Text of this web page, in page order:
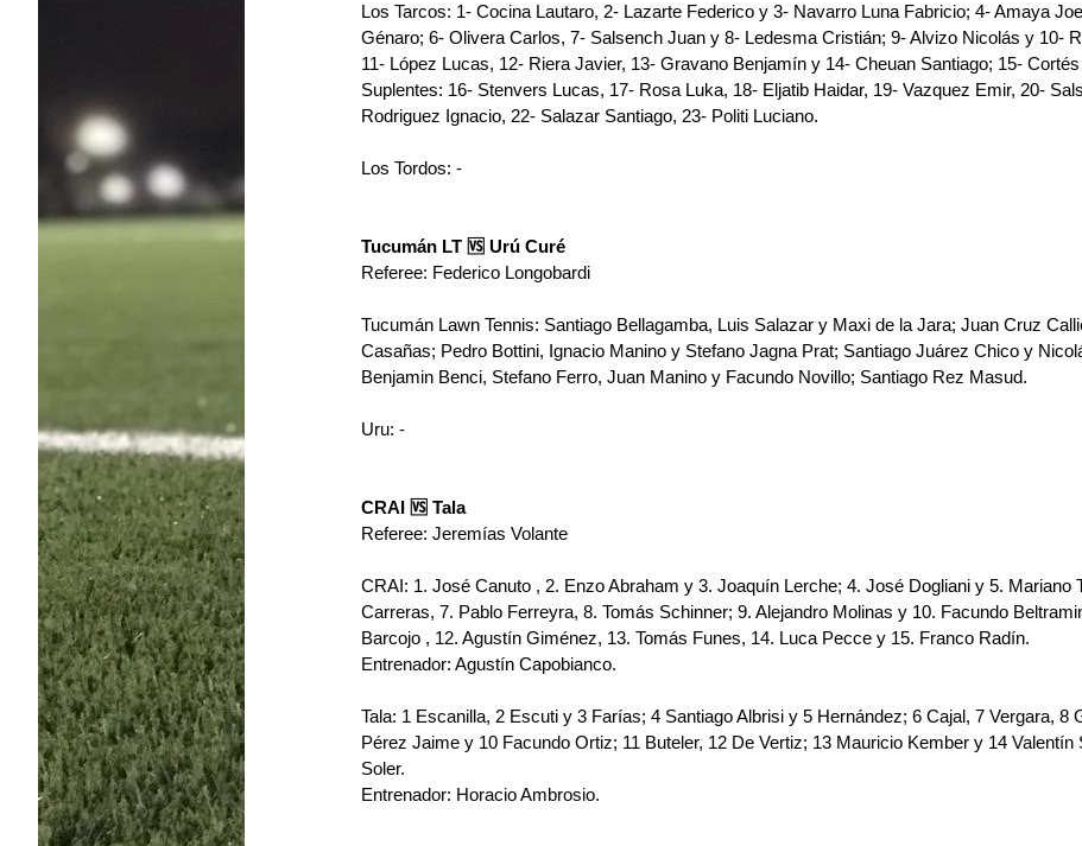
Los Tarcos: 1- Cocina Lautaro, 2- Lazarte Federico y 3- Navarro Luna Fabricio; 4- Amaya
Génaro; 6- Olivera Carlos, 7- Salsench Juan y 8- Ledesma Cristián; 9- Alvizo Nicolás y 10-
11- López Lucas, 12- Riera Javier, 13- Gravano Benjamín y 14- Cheuan Santiago; 15-
Suplentes: 16- Stenvers Lucas, 17- Rosa Luka, 18- Eljatib Haidar, 19- Vazquez Emir, 20-
Rodriguez Ignacio, 22- Salazar Santiago, 23- Politi Luciano.
Los Tordos: -
Tucumán LT 🆚 Urú Curé
Referee: Federico Longobardi
Tucumán Lawn Tennis: Santiago Bellagamba, Luis Salazar y Maxi de la Jara; Juan Cruz
Casañas; Pedro Bottini, Ignacio Manino y Stefano Jagna Prat; Santiago Juárez Chico ﻿﻿﻿y
Benjamin Benci, ﻿﻿﻿Stefano Ferro, Juan Manino y Facundo Novillo; Santiago Rez Masud.
Uru: -
CRAI 🆚 Tala
Referee: Jeremías Volante
CRAI: 1. José Canuto , 2. Enzo Abraham y 3. Joaquín Lerche; 4. José Dogliani y 5. Mariano
Carreras, 7. Pablo Ferreyra, 8. Tomás Schinner; 9. Alejandro Molinas y 10. Facundo
Barcojo , 12. Agustín Giménez, 13. Tomás Funes, 14. Luca Pecce y 15. Franco Radín.
Entrenador: Agustín Capobianco.
Tala: 1 Escanilla, 2 Escuti y 3 Farías; 4 Santiago Albrisi y 5 Hernández; 6 Cajal, 7 Vergara, 8
Pérez Jaime y 10 Facundo Ortiz; 11 Buteler, 12 De Vertiz; 13 Mauricio Kember y 14 Valentín
Soler.
Entrenador: Horacio Ambrosio.